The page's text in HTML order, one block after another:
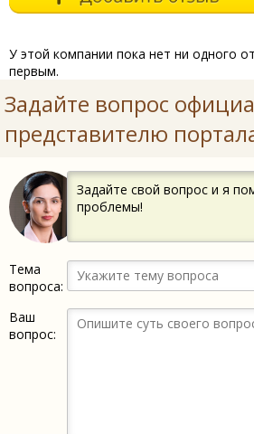
У этой компании пока нет ни одного
первым.
Задайте вопрос
представителю
Задайте свой вопрос и я
проблемы!
Тема
вопроса:
Ваш
вопрос: